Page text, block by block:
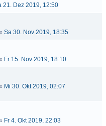
21. Dez 2019, 12:50
Sa 30. Nov 2019, 18:35
Fr 15. Nov 2019, 18:10
Mi 30. Okt 2019, 02:07
Fr 4. Okt 2019, 22:03